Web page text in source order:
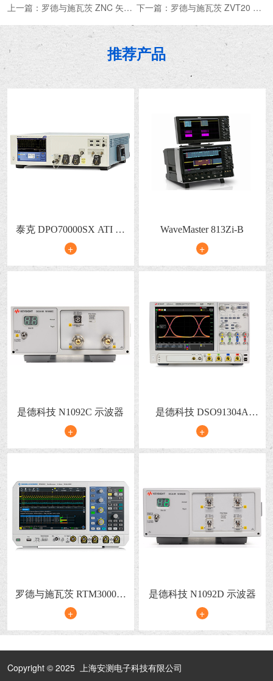
上一篇： 罗德与施瓦茨 ZNC 矢量网络分析仪 下一篇： 罗德与施瓦茨 ZVT20 矢量网络分析仪
推荐产品
泰克 DPO70000SX ATI 高
性能示波器
+
WaveMaster 813Zi-B
+
是德科技 N1092C 示波器
+
是德科技 DSO91304A
Infiniium 高性能示波器
+
罗德与施瓦茨 RTM3000示
波器
+
是德科技 N1092D 示波器
+
Copyright © 2025 上海安测电子科技有限公司